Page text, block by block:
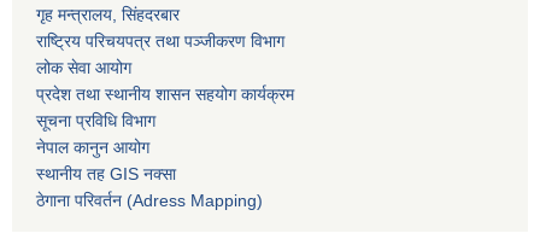
गृह मन्त्रालय, सिंहदरबार
राष्ट्रिय परिचयपत्र तथा पञ्जीकरण विभाग
लोक सेवा आयोग
प्रदेश तथा स्थानीय शासन सहयोग कार्यक्रम
सूचना प्रविधि विभाग
नेपाल कानुन आयोग
स्थानीय तह GIS नक्सा
ठेगाना परिवर्तन (Adress Mapping)